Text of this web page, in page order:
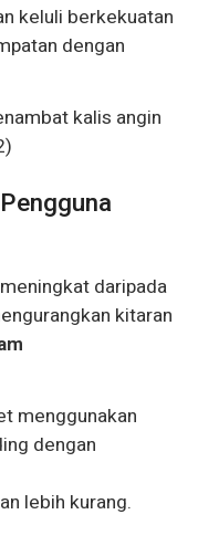
keluli berkekuatan
dengan
kalis angin
daripada
kitaran
menggunakan
dengan
lebih kurang.